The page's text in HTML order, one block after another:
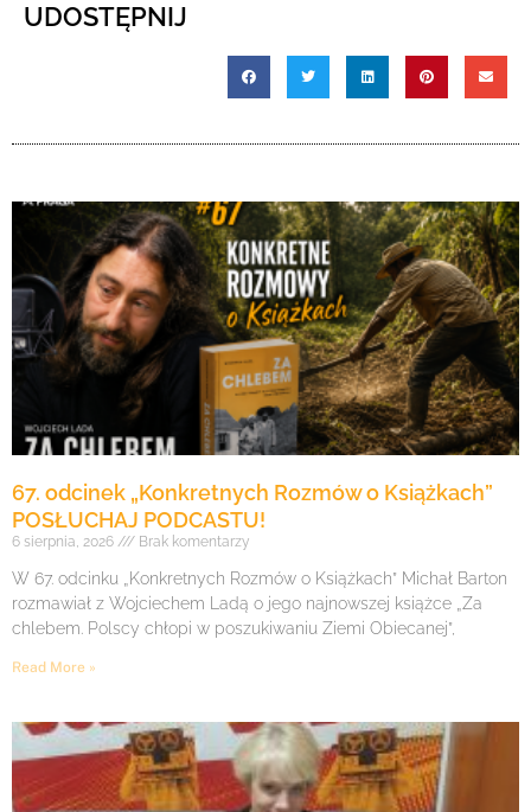
UDOSTĘPNIJ
67. odcinek „Konkretnych Rozmów o Książkach”
POSŁUCHAJ PODCASTU!
6 sierpnia, 2026 Brak komentarzy
W 67. odcinku „Konkretnych Rozmów o Książkach” Michał Barton
rozmawiał z Wojciechem Ladą o jego najnowszej książce „Za
chlebem. Polscy chłopi w poszukiwaniu Ziemi Obiecanej”,
Read More »